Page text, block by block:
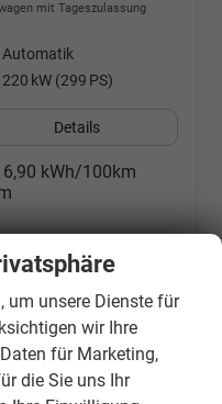
mit Tageszulassung
Automatik
220 kW (299 PS)
Details
kWh/100km
100 250
um unsere Dienste für
wir Ihre
für Marketing,
die Sie uns Ihr